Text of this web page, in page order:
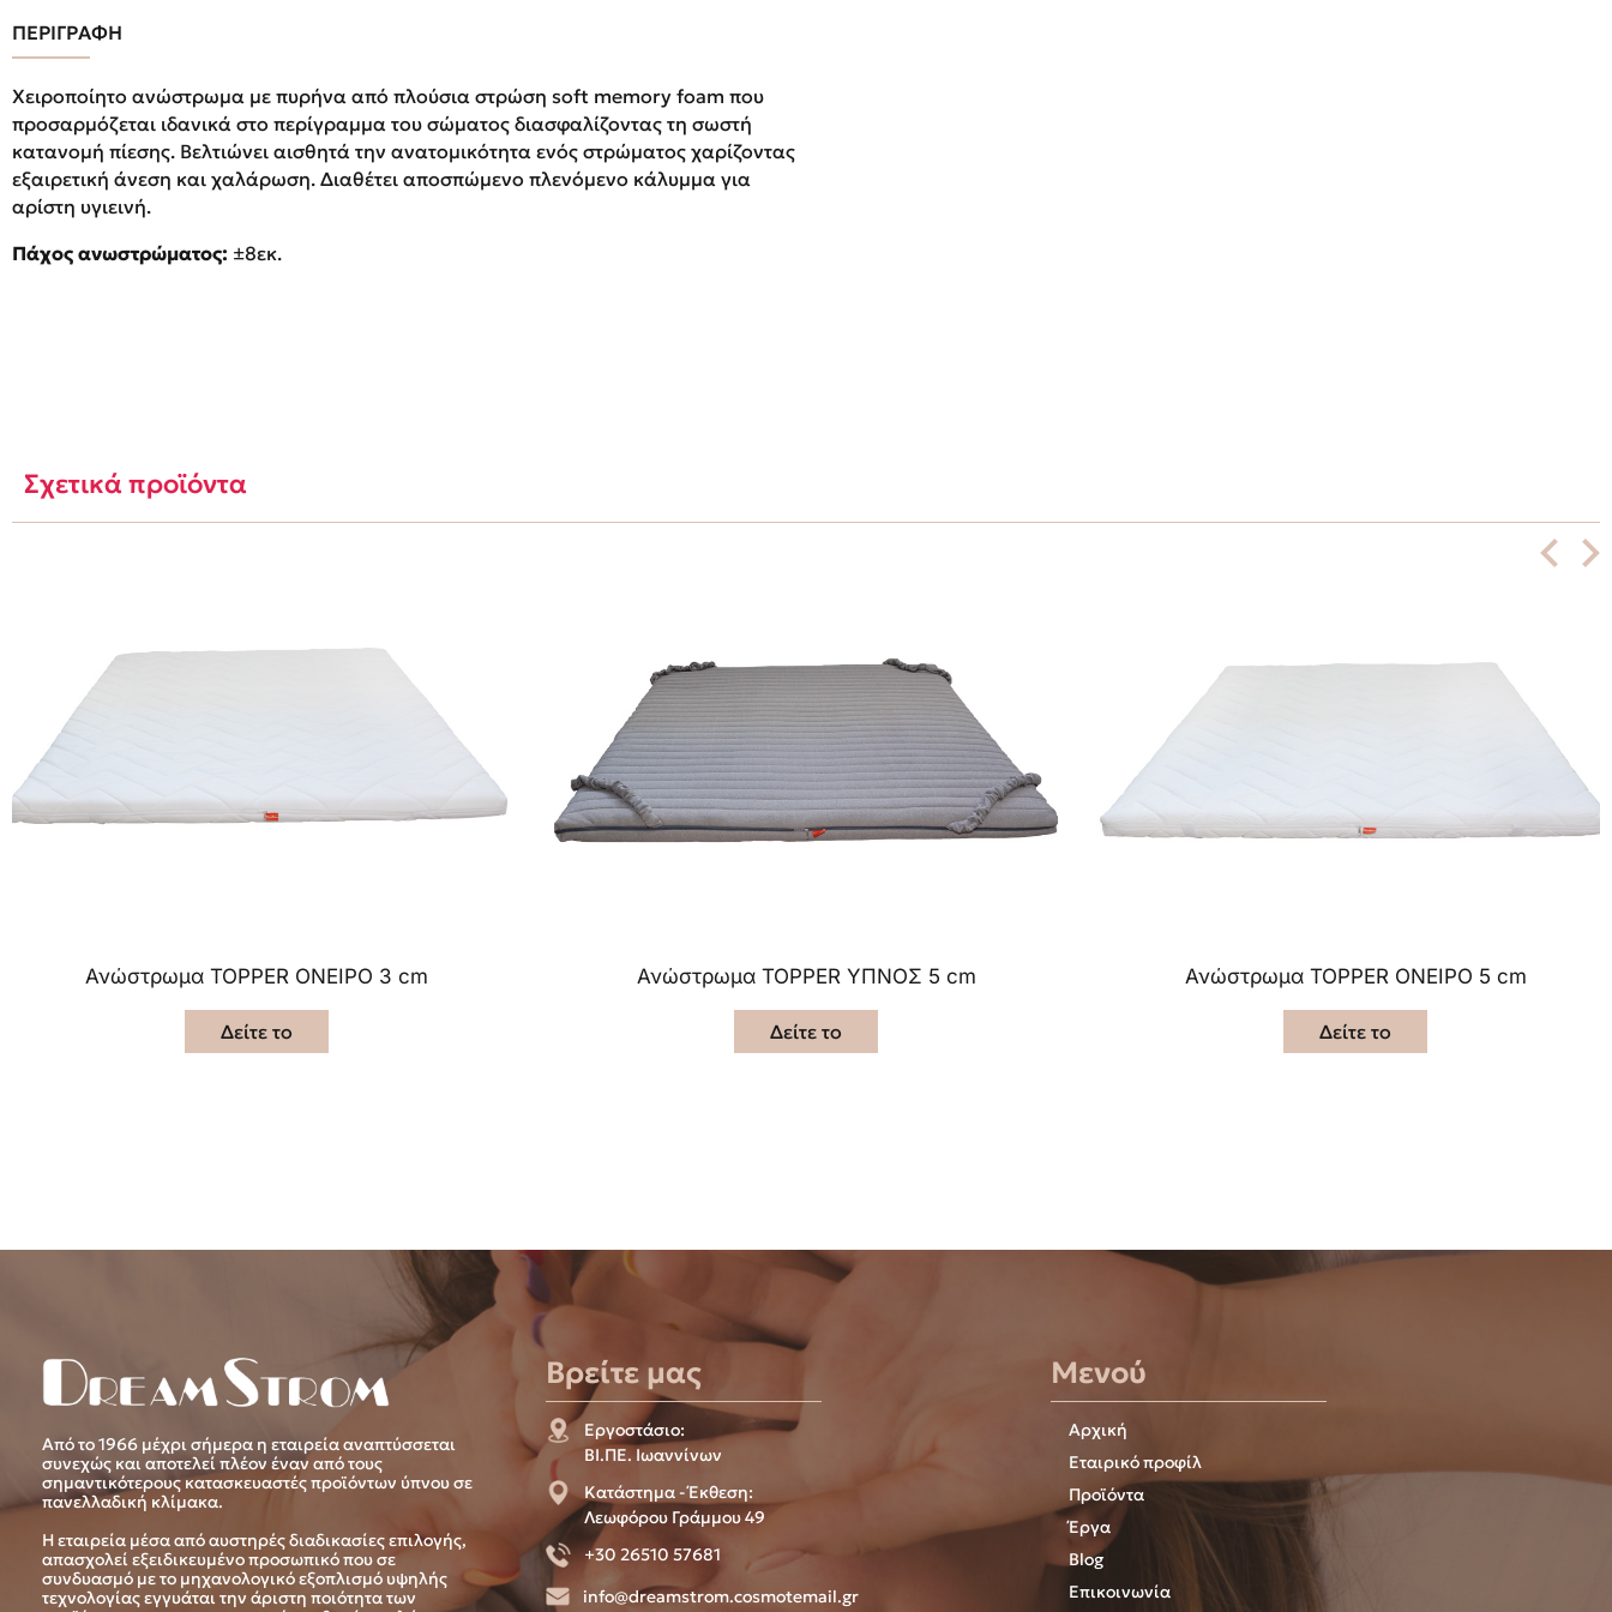
ΠΕΡΙΓΡΑΦΗ
Χειροποίητο ανώστρωμα με πυρήνα από πλούσια στρώση soft memory foam που
προσαρμόζεται ιδανικά στο περίγραμμα του σώματος διασφαλίζοντας τη σωστή
κατανομή πίεσης. Βελτιώνει αισθητά την ανατομικότητα ενός στρώματος χαρίζοντας
εξαιρετική άνεση και χαλάρωση. Διαθέτει αποσπώμενο πλενόμενο κάλυμμα για
αρίστη υγιεινή.
Πάχος ανωστρώματος: ±8εκ.
Σχετικά προϊόντα
Ανώστρωμα TOPPER ΟΝΕΙΡΟ 3 cm
Δείτε το
Ανώστρωμα TOPPER ΥΠΝΟΣ 5 cm
Δείτε το
Ανώστρωμα TOPPER ΟΝΕΙΡΟ 5 cm
Δείτε το
Από το 1966 μέχρι σήμερα η εταιρεία αναπτύσσεται
συνεχώς και αποτελεί πλέον έναν από τους
σημαντικότερους κατασκευαστές προϊόντων ύπνου σε
πανελλαδική κλίμακα.
Η εταιρεία μέσα από αυστηρές διαδικασίες επιλογής,
απασχολεί εξειδικευμένο προσωπικό που σε
συνδυασμό με το μηχανολογικό εξοπλισμό υψηλής
τεχνολογίας εγγυάται την άριστη ποιότητα των
Βρείτε μας
Εργοστάσιο:
ΒΙ.ΠΕ. Ιωαννίνων
Κατάστημα - Έκθεση:
Λεωφόρου Γράμμου 49
+30 26510 57681
info@dreamstrom.cosmotemail.gr
Μενού
Αρχική
Εταιρικό προφίλ
Προϊόντα
Έργα
Blog
Επικοινωνία